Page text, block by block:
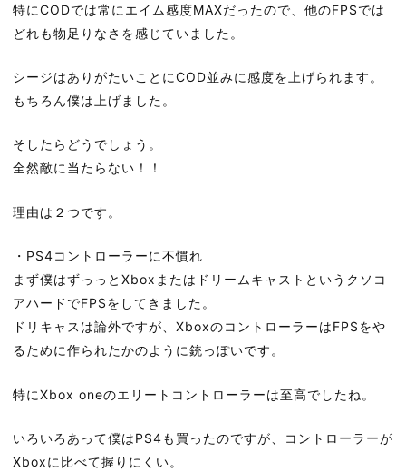
特にCODでは常にエイム感度MAXだったので、他のFPSでは
どれも物足りなさを感じていました。
シージはありがたいことにCOD並みに感度を上げられます。
もちろん僕は上げました。
そしたらどうでしょう。
全然敵に当たらない！！
理由は２つです。
・PS4コントローラーに不慣れ
まず僕はずっっとXboxまたはドリームキャストというクソコ
アハードでFPSをしてきました。
ドリキャスは論外ですが、XboxのコントローラーはFPSをや
るために作られたかのように銃っぽいです。
特にXbox oneのエリートコントローラーは至高でしたね。
いろいろあって僕はPS4も買ったのですが、コントローラーが
Xboxに比べて握りにくい。